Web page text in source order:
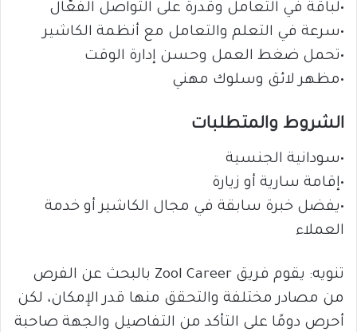
•لباقة في التعامل وقدرة على التواصل الفعّال
•سرعة في التعلم والتعامل مع أنظمة الكاشير
•تحمل ضغط العمل وحسن إدارة الوقت
•مظهر لائق وسلوك مهني
الشروط والمتطلبات
•سودانية الجنسية
•إقامة سارية أو زيارة
•يفضل خبرة سابقة في مجال الكاشير أو خدمة
العملاء
تنويه: يقوم فريق Zool Career بالبحث عن الفرص
من مصادر مختلفة والتحقق منها قدر الإمكان، لكن
أحرص دومًا على التأكد من التفاصيل والجهة صاحبة